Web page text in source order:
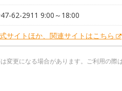
62-2911 9:00～18:00
サイトほか、関連サイトはこちら
変更になる場合があります。ご利用の際